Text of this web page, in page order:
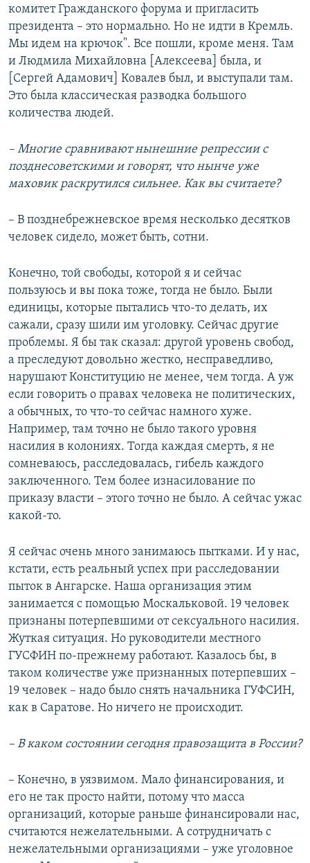
комитет Гражданского форума и пригласить
президента – это нормально. Но не идти в Кремль.
Мы идем на крючок". Все пошли, кроме меня. Там
и Людмила Михайловна [Алексеева] была, и
[Сергей Адамович] Ковалев был, и выступали там.
Это была классическая разводка большого
количества людей.
– Многие сравнивают нынешние репрессии с
позднесоветскими и говорят, что нынче уже
маховик раскрутился сильнее. Как вы считаете?
– В позднебрежневское время несколько десятков
человек сидело, может быть, сотни.
Конечно, той свободы, которой я и сейчас
пользуюсь и вы пока тоже, тогда не было. Были
единицы, которые пытались что-то делать, их
сажали, сразу шили им уголовку. Сейчас другие
проблемы. Я бы так сказал: другой уровень свобод,
а преследуют довольно жестко, несправедливо,
нарушают Конституцию не менее, чем тогда. А уж
если говорить о правах человека не политических,
а обычных, то что-то сейчас намного хуже.
Например, там точно не было такого уровня
насилия в колониях. Тогда каждая смерть, я не
сомневаюсь, расследовалась, гибель каждого
заключенного. Тем более изнасилование по
приказу власти – этого точно не было. А сейчас ужас
какой-то.
Я сейчас очень много занимаюсь пытками. И у нас,
кстати, есть реальный успех при расследовании
пыток в Ангарске. Наша организация этим
занимается с помощью Москальковой. 19 человек
признаны потерпевшими от сексуального насилия.
Жуткая ситуация. Но руководители местного
ГУСФИН по-прежнему работают. Казалось бы, в
таком количестве уже признанных потерпевших –
19 человек – надо было снять начальника ГУФСИН,
как в Саратове. Но ничего не происходит.
– В каком состоянии сегодня правозащита в России?
– Конечно, в уязвимом. Мало финансирования, и
его не так просто найти, потому что масса
организаций, которые раньше финансировали нас,
считаются нежелательными. А сотрудничать с
нежелательными организациями – уже уголовное